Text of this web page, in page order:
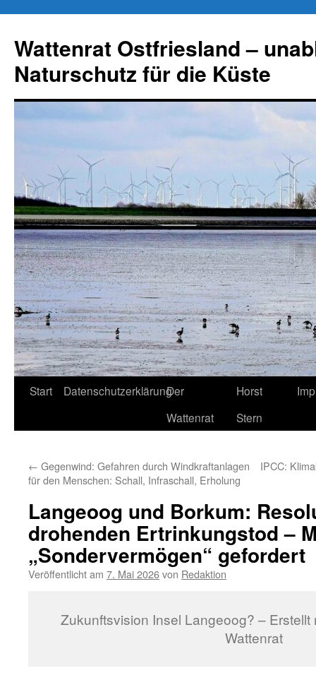
springen
Wattenrat Ostfriesland –
Naturschutz für die Küste
Start DatenschutzerklärungDer
Wattenrat
Horst
Stern
← Gegenwind: Gefahren durch Windkraftanlagen
für den Menschen: Schall, Infraschall, Erholung
IPCC:
Langeoog und Borkum:
drohenden Ertrinkungstod –
„Sondervermögen“ gefordert
Veröffentlicht am 7. Mai 2026von Redaktion
Zukunftsvision Insel Langeoog? – Erstellt
Wattenrat